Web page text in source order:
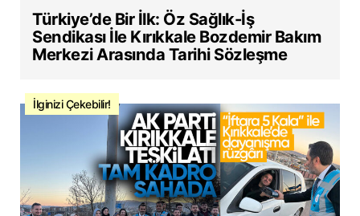
Türkiye’de Bir İlk: Öz Sağlık-İş
Sendikası İle Kırıkkale Bozdemir Bakım
Merkezi Arasında Tarihi Sözleşme
İlginizi Çekebilir!